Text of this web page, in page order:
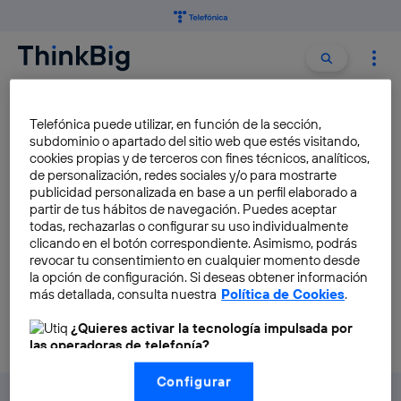
Buscar
ECOSISTEMA DIGITAL GLOBAL
Level Playing Field: hacia un
ecosistema digital global
[Infografía]
Lydia Carrillo Sanz
Telefónica puede utilizar, en función de la sección,
subdominio o apartado del sitio web que estés visitando,
cookies propias y de terceros con fines técnicos, analíticos,
de personalización, redes sociales y/o para mostrarte
publicidad personalizada en base a un perfil elaborado a
partir de tus hábitos de navegación. Puedes aceptar
todas, rechazarlas o configurar su uso individualmente
clicando en el botón correspondiente. Asimismo, podrás
revocar tu consentimiento en cualquier momento desde
la opción de configuración. Si deseas obtener información
más detallada, consulta nuestra Política de Cookies.
¿Quieres activar la tecnología impulsada por
las operadoras de telefonía?
Nosotros, Telefónica S.A., utilizamos la tecnología Utiq para
realizar nuestras acciones de marketing digital o análisis
Configurar